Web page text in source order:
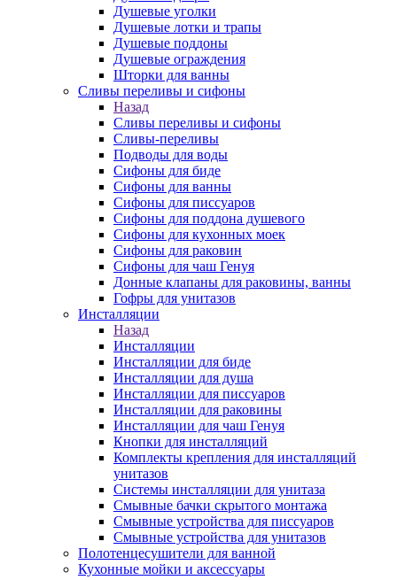
Душевые уголки
Душевые лотки и трапы
Душевые поддоны
Душевые ограждения
Шторки для ванны
Сливы переливы и сифоны
Назад
Сливы переливы и сифоны
Сливы-переливы
Подводы для воды
Сифоны для биде
Сифоны для ванны
Сифоны для писсуаров
Сифоны для поддона душевого
Сифоны для кухонных моек
Сифоны для раковин
Сифоны для чаш Генуя
Донные клапаны для раковины, ванны
Гофры для унитазов
Инсталляции
Назад
Инсталляции
Инсталляции для биде
Инсталляции для душа
Инсталляции для писсуаров
Инсталляции для раковины
Инсталляции для чаш Генуя
Кнопки для инсталляций
Комплекты крепления для инсталляций
унитазов
Системы инсталляции для унитаза
Смывные бачки скрытого монтажа
Смывные устройства для писсуаров
Смывные устройства для унитазов
Полотенцесушители для ванной
Кухонные мойки и аксессуары